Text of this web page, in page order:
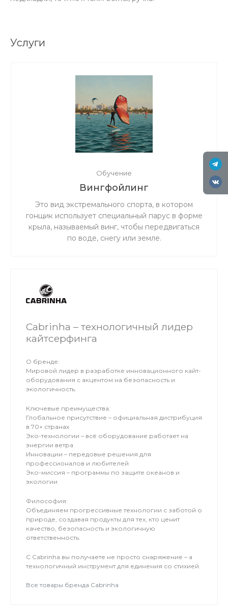
Услуги
Обучение
Вингфойлинг
Это вид экстремального спорта, в котором
гонщик использует специальный парус в форме
крыла, называемый винг, чтобы передвигаться
по воде, снегу или земле.
Cabrinha – технологичный лидер
кайтсерфинга
О бренде:
Мировой лидер в разработке инновационного кайт-
оборудования с акцентом на безопасность и
экологичность.
Ключевые преимущества:
Глобальное присутствие – официальная дистрибуция
в 70+ странах
Эко-технологии – всё оборудование работает на
энергии ветра
Инновации – передовые решения для
профессионалов и любителей
Эко-миссия – программы по защите океанов и
экологии
Философия:
Объединяем прогрессивные технологии с заботой о
природе, создавая продукты для тех, кто ценит
качество, безопасность и экологичную
ответственность.
С Cabrinha вы получаете не просто снаряжение – а
технологичный инструмент для единения со стихией.
Все товары бренда Cabrinha